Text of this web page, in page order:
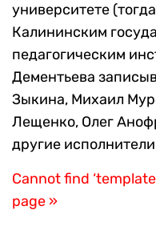
университете
Калининским
педагогическим
Дементьева
Зыкина, Михаил
Лещенко, Олег
другие
Cannot find
page »